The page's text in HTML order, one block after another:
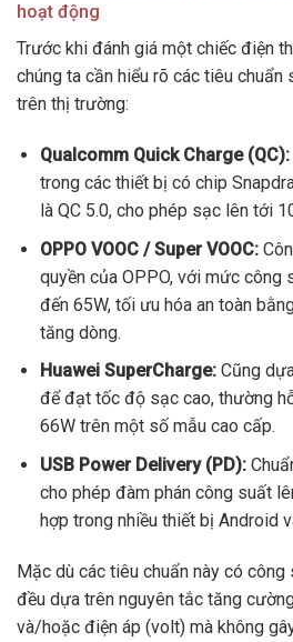
hoạt động
Trước khi đánh giá một chiếc điện
chúng ta cần hiểu rõ các tiêu chuẩn
trên thị trường:
Qualcomm Quick Charge (QC):
trong các thiết bị có chip
là QC 5.0, cho phép sạc lên tới
OPPO VOOC / Super VOOC:
quyền của OPPO, với mức công
đến 65W, tối ưu hóa an toàn
tăng dòng.
Huawei SuperCharge:Cũng
để đạt tốc độ sạc cao, thường
66W trên một số mẫu cao cấp.
USB Power Delivery (PD):
cho phép đàm phán công suất
hợp trong nhiều thiết bị Android
Mặc dù các tiêu chuẩn này có công
đều dựa trên nguyên tắc tăng
và/hoặc điện áp (volt) mà không